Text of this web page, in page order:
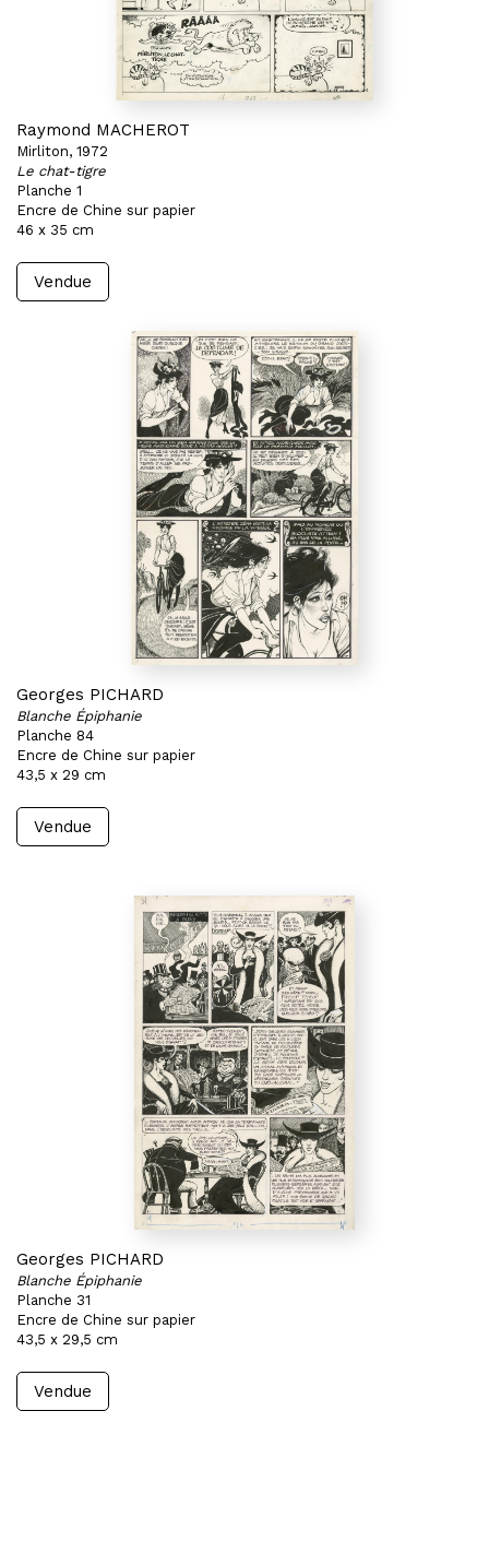
Raymond MACHEROT
Mirliton, 1972
Le chat-tigre
Planche 1
Encre de Chine sur papier
46 x 35 cm
Vendue
Georges PICHARD
Blanche Épiphanie
Planche 84
Encre de Chine sur papier
43,5 x 29 cm
Vendue
Georges PICHARD
Blanche Épiphanie
Planche 31
Encre de Chine sur papier
43,5 x 29,5 cm
Vendue